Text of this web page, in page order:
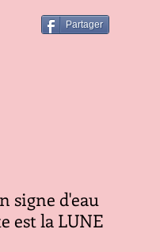
signe d'eau
est la LUNE
Partager